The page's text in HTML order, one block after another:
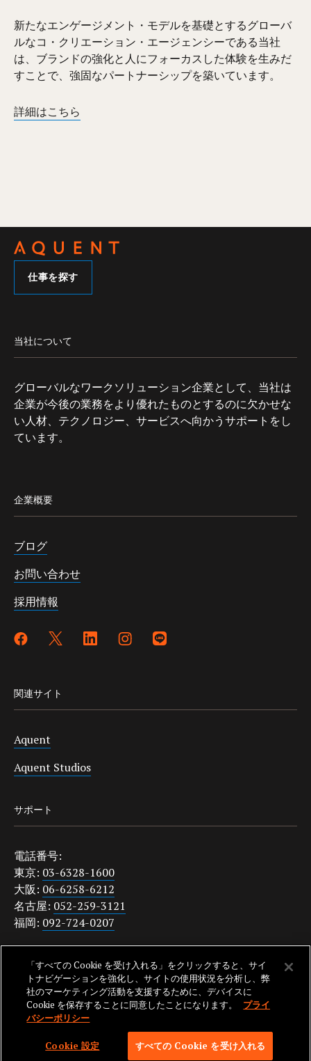
新たなエンゲージメント・モデルを基礎とするグローバ
ルなコ・クリエーション・エージェンシーである当社
は、ブランドの強化と人にフォーカスした体験を生みだ
すことで、強固なパートナーシップを築いています。
詳細はこちら
仕事を探す
当社について
グローバルなワークソリューション企業として、当社は
企業が今後の業務をより優れたものとするのに欠かせな
い人材、テクノロジー、サービスへ向かうサポートをし
ています。
企業概要
ブログ
お問い合わせ
採用情報
関連サイト
Aquent
Aquent Studios
サポート
電話番号:
東京: 03-6328-1600
大阪: 06-6258-6212
名古屋: 052-259-3121
福岡: 092-724-0207
japanquestions@aquent.com
プライバシーポリシー
TRADEMARK OF AQUENT LLC.
「すべての Cookie を受け入れる」をクリックすると、サイ
トナビゲーションを強化し、サイトの使用状況を分析し、弊
社のマーケティング活動を支援するために、デバイスに
Cookie を保存することに同意したことになります。
プライ
バシーポリシー
Cookie 設定 すべての Cookie を受け入れる